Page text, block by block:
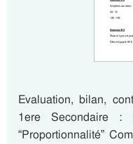
Evaluation, bilan,
1ere Secondaire :
“Proportionnalité”